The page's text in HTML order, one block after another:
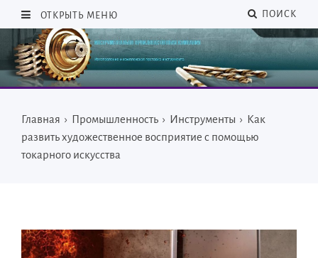
ОТКРЫТЬ МЕНЮ ПОИСК
Главная › Промышленность › Инструменты › Как
развить художественное восприятие с помощью
токарного искусства